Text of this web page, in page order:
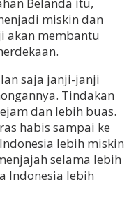
miskin dan
akan membantu
saja janji-janji
Tindakan
dan lebih buas.
habis sampai ke
lebih miskin
selama lebih
Indonesia lebih